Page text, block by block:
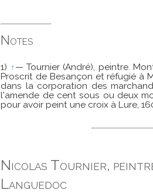
Notes
1) ↑— Tournier (André), peintre.
Proscrit de Besançon et réfugié à
dans la corporation des
l'amende de cent sous ou deux
pour avoir peint une croix à Lure,
Nicolas Tournier,
Languedoc